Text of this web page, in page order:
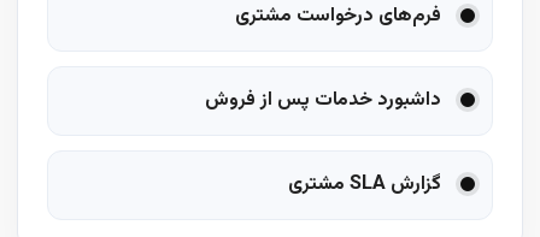
فرم‌های درخواست مشتری
داشبورد خدمات پس از فروش
گزارش SLA مشتری